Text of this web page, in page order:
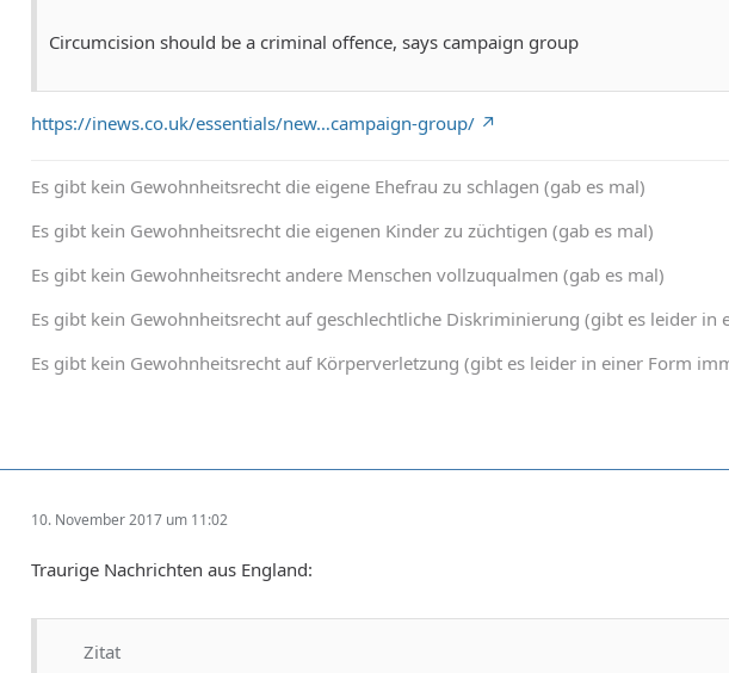
Circumcision should be a criminal offence, says campaign group
https://inews.co.uk/essentials/new…campaign-group/
Es gibt kein Gewohnheitsrecht die eigene Ehefrau zu schlagen (gab es mal)
Es gibt kein Gewohnheitsrecht die eigenen Kinder zu züchtigen (gab es mal)
Es gibt kein Gewohnheitsrecht andere Menschen vollzuqualmen (gab es mal)
Es gibt kein Gewohnheitsrecht auf geschlechtliche Diskriminierung (gibt es leider in
Es gibt kein Gewohnheitsrecht auf Körperverletzung (gibt es leider in einer Form
10. November 2017 um 11:02
Traurige Nachrichten aus England:
Zitat